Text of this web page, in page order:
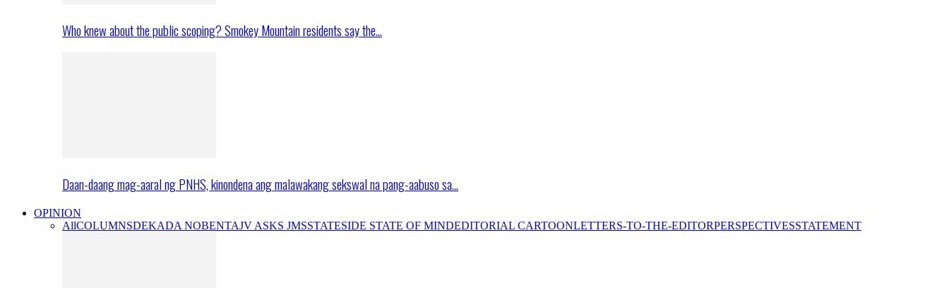
Who knew about the public scoping? Smokey Mountain residents say the…
Daan-daang mag-aaral ng PNHS, kinondena ang malawakang sekswal na pang-aabuso sa…
OPINION
AllCOLUMNSDEKADA NOBENTAJV ASKS JMSSTATESIDE STATE OF MINDEDITORIAL CARTOONLETTERS-TO-THE-EDITORPERSPECTIVESSTATEMENT